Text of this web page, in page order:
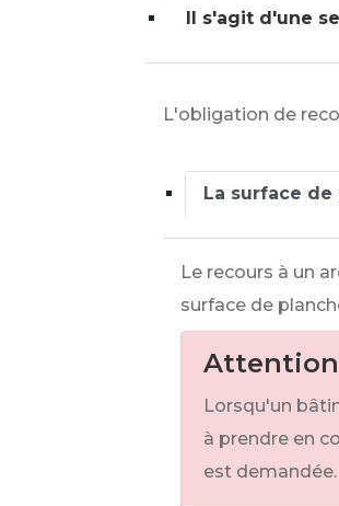
Il s'agit d'une
L'obligation de
La surface de
Le recours à un
surface de
Attention
Lorsqu'un
à prendre en
est demandée.